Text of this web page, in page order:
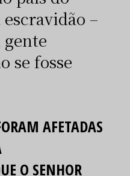
–
gente
se fosse
AFETADAS
O SENHOR